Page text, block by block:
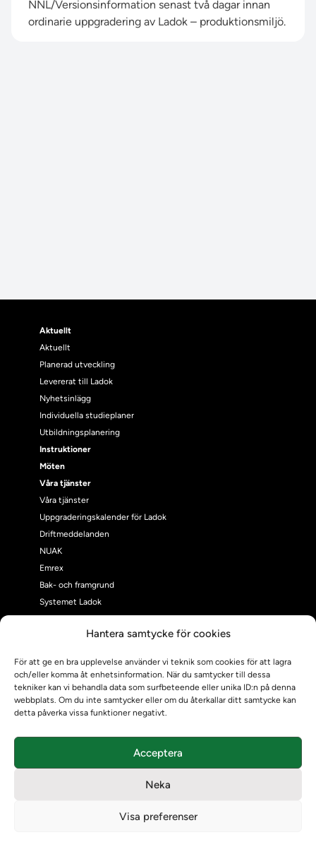
Hantera samtycke för cookies
För att ge en bra upplevelse använder vi teknik som cookies för att lagra
och/eller komma åt enhetsinformation. När du samtycker till dessa
tekniker kan vi behandla data som surfbeteende eller unika ID:n på denna
webbplats. Om du inte samtycker eller om du återkallar ditt samtycke kan
detta påverka vissa funktioner negativt.
Acceptera
Neka
Visa preferenser
NNL/Versionsinformation senast två dagar innan
ordinarie uppgradering av Ladok – produktionsmiljö.
Aktuellt
Aktuellt
Planerad utveckling
Levererat till Ladok
Nyhetsinlägg
Individuella studieplaner
Utbildningsplanering
Instruktioner
Möten
Våra tjänster
Våra tjänster
Uppgraderingskalender för Ladok
Driftmeddelanden
NUAK
Emrex
Bak- och framgrund
Systemet Ladok
Kontrollera intyg
Om oss
Om Ladokkonsortiet
Ladokkonsortiet internationellt
Vision, strategi och produktplan
Teamens sammansättning och arbetet på Ladokkonsortiet
Ladokpodden